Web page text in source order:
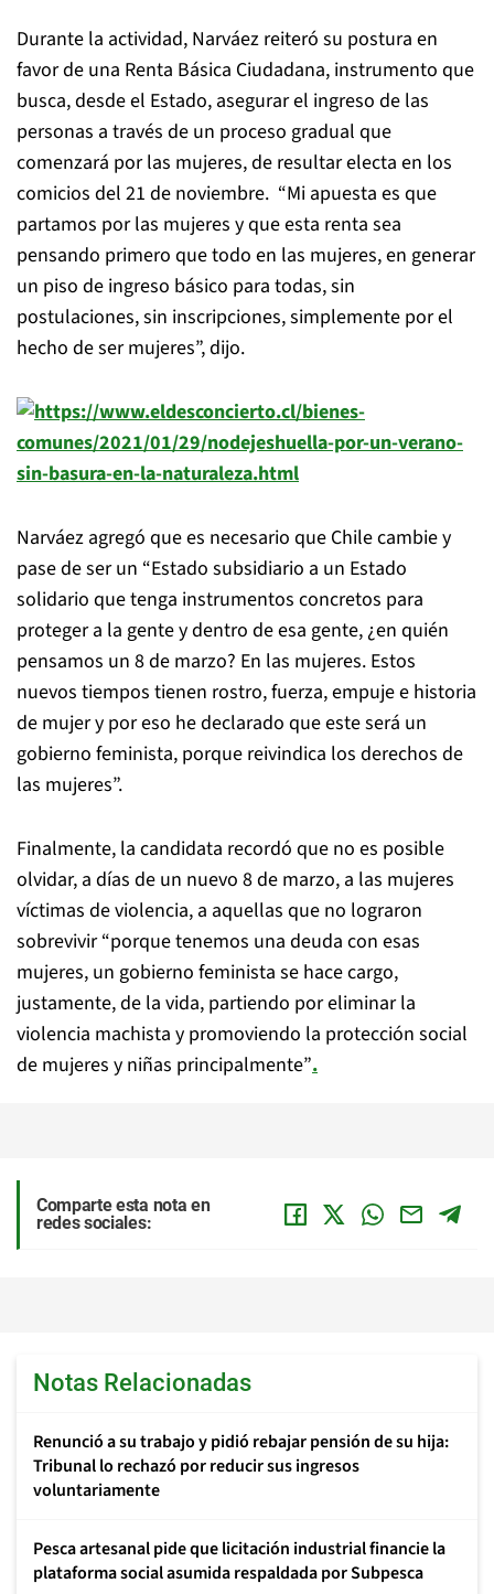
Durante la actividad, Narváez reiteró su postura en
favor de una Renta Básica Ciudadana, instrumento que
busca, desde el Estado, asegurar el ingreso de las
personas a través de un proceso gradual que
comenzará por las mujeres, de resultar electa en los
comicios del 21 de noviembre. “Mi apuesta es que
partamos por las mujeres y que esta renta sea
pensando primero que todo en las mujeres, en generar
un piso de ingreso básico para todas, sin
postulaciones, sin inscripciones, simplemente por el
hecho de ser mujeres”, dijo.
Narváez agregó que es necesario que Chile cambie y
pase de ser un “Estado subsidiario a un Estado
solidario que tenga instrumentos concretos para
proteger a la gente y dentro de esa gente, ¿en quién
pensamos un 8 de marzo? En las mujeres. Estos
nuevos tiempos tienen rostro, fuerza, empuje e historia
de mujer y por eso he declarado que este será un
gobierno feminista, porque reivindica los derechos de
las mujeres”.
Finalmente, la candidata recordó que no es posible
olvidar, a días de un nuevo 8 de marzo, a las mujeres
víctimas de violencia, a aquellas que no lograron
sobrevivir “porque tenemos una deuda con esas
mujeres, un gobierno feminista se hace cargo,
justamente, de la vida, partiendo por eliminar la
violencia machista y promoviendo la protección social
de mujeres y niñas principalmente”.
Comparte esta nota en
redes sociales:
Notas Relacionadas
Renunció a su trabajo y pidió rebajar pensión de su hija:
Tribunal lo rechazó por reducir sus ingresos
voluntariamente
Pesca artesanal pide que licitación industrial financie la
plataforma social asumida respaldada por Subpesca